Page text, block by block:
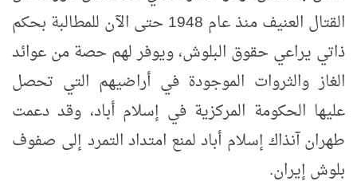
القتال العنيف منذ عام 1948 حتى الآن للمطالبة بحكم
ذاتي يراعي حقوق البلوش، ويوفر لهم حصة من عوائد
الغاز والثروات الموجودة في أراضيهم التي تحصل
عليها الحكومة المركزية في إسلام أباد، وقد دعمت
طهران آنذاك إسلام أباد لمنع امتداد التمرد إلى صفوف
بلوش إيران.